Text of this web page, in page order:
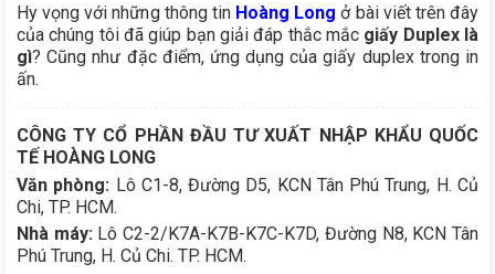
Hy vọng với những thông tin Hoàng Long ở bài viết trên đây
của chúng tôi đã giúp bạn giải đáp thắc mắc giấy Duplex là
gì? Cũng như đặc điểm, ứng dụng của giấy duplex trong in
ấn.
CÔNG TY CỔ PHẦN ĐẦU TƯ XUẤT NHẬP KHẨU QUỐC
TẾ HOÀNG LONG
Văn phòng: Lô C1-8, Đường D5, KCN Tân Phú Trung, H. Củ
Chi, TP. HCM.
Nhà máy:Lô C2-2/K7A-K7B-K7C-K7D, Đường N8, KCN Tân
Phú Trung, H. Củ Chi. TP. HCM.